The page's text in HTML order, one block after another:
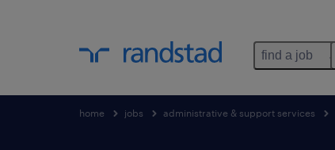
find a job
home jobs administrative & support services